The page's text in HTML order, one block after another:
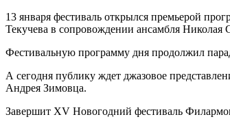
13 января фестиваль открылся премьерой
Текучева в сопровождении ансамбля Николая
Фестивальную программу дня продолжил
А сегодня публику ждет джазовое
Андрея Зимовца.
Завершит XV Новогодний фестиваль